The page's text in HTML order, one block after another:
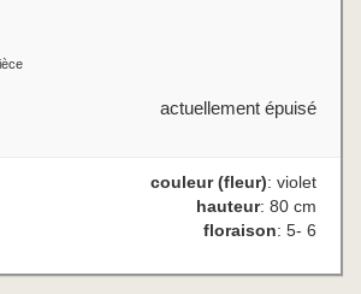
actuellement épuisé
couleur (fleur): violet
hauteur: 80 cm
floraison: 5- 6